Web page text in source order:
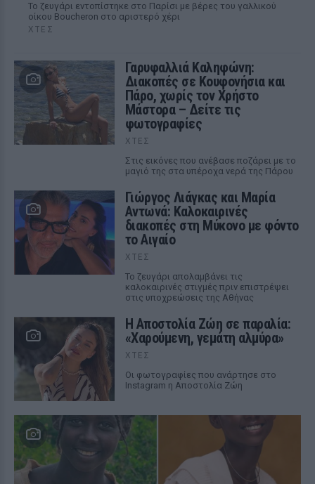
Το ζευγάρι εντοπίστηκε στο Παρίσι με βέρες του γαλλικού
οίκου Boucheron στο αριστερό χέρι
ΧΤΕΣ
Γαρυφαλλιά Καληφώνη:
Διακοπές σε Κουφονήσια και
Πάρο, χωρίς τον Χρήστο
Μάστορα – Δείτε τις
φωτογραφίες
ΧΤΕΣ
Στις εικόνες που ανέβασε ποζάρει με το
μαγιό της στα υπέροχα νερά της Πάρου
Γιώργος Λιάγκας και Μαρία
Αντωνά: Καλοκαιρινές
διακοπές στη Μύκονο με φόντο
το Αιγαίο
ΧΤΕΣ
Το ζευγάρι απολαμβάνει τις
καλοκαιρινές στιγμές πριν επιστρέψει
στις υποχρεώσεις της Αθήνας
Η Αποστολία Ζώη σε παραλία:
«Χαρούμενη, γεμάτη αλμύρα»
ΧΤΕΣ
Οι φωτογραφίες που ανάρτησε στο
Instagram η Αποστολία Ζώη